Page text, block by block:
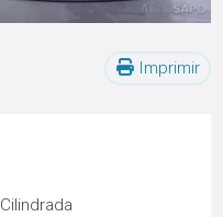
Imprimir
Cilindrada